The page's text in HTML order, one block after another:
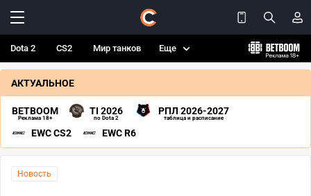
Dota 2 CS2 Мир танков Еще
АКТУАЛЬНОЕ
BETBOOM
Реклама 18+
TI 2026
по Dota 2
РПЛ 2026-2027
таблица и расписание
EWC CS2 EWC R6
Новость